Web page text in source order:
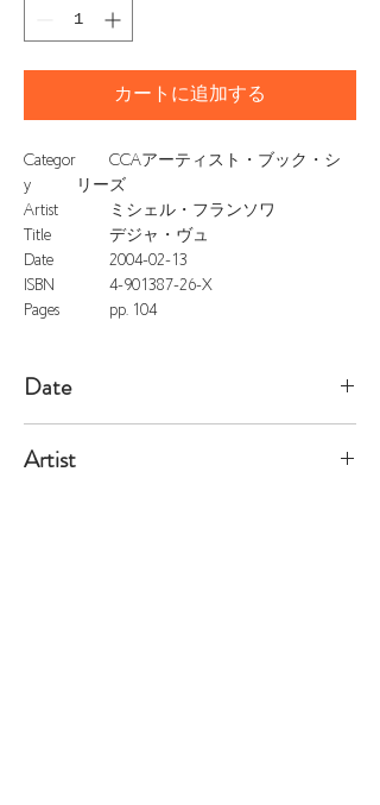
カートに追加する
Categor
y
CCAアーティスト・ブック・シ
リーズ
Artist
ミシェル・フランソワ
Title
デジャ・ヴュ
Date
2004-02-13
ISBN
4-901387-26-X
Pages
pp. 104
Date
Artist